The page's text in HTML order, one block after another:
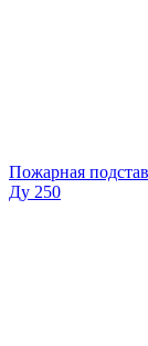
Пожарная
Ду 250